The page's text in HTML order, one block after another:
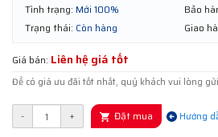
Tình trạng: Mới 100% Bảo
Trạng thái: Còn hàng Giao
Giá bán: Liên hệ giá tốt
Để có giá ưu đãi tốt nhất, quý khách vui lòng
- + Đặt mua Hướng